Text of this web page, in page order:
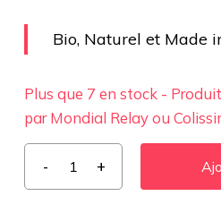
Bio, Naturel et Made
Plus que 7 en stock -
par Mondial Relay ou